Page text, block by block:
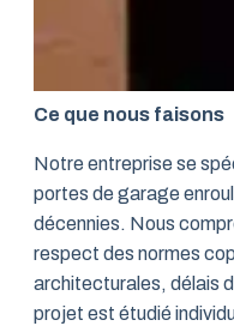
Ce que nous faisons
Notre entreprise se
portes de garage
décennies. Nous
respect des normes
architecturales, délais
projet est étudié